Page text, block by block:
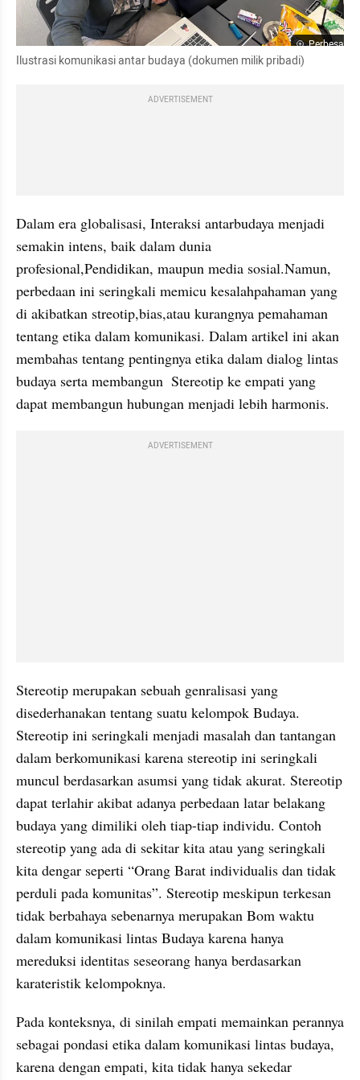
Perbesar
Ilustrasi komunikasi antar budaya (dokumen milik pribadi)
ADVERTISEMENT
Dalam era globalisasi, Interaksi antarbudaya menjadi
semakin intens, baik dalam dunia
profesional,Pendidikan, maupun media sosial.Namun,
perbedaan ini seringkali memicu kesalahpahaman yang
di akibatkan streotip,bias,atau kurangnya pemahaman
tentang etika dalam komunikasi. Dalam artikel ini akan
membahas tentang pentingnya etika dalam dialog lintas
budaya serta membangun  Stereotip ke empati yang
dapat membangun hubungan menjadi lebih harmonis.
ADVERTISEMENT
Stereotip merupakan sebuah genralisasi yang
disederhanakan tentang suatu kelompok Budaya.
Stereotip ini seringkali menjadi masalah dan tantangan
dalam berkomunikasi karena stereotip ini seringkali
muncul berdasarkan asumsi yang tidak akurat. Stereotip
dapat terlahir akibat adanya perbedaan latar belakang
budaya yang dimiliki oleh tiap-tiap individu. Contoh
stereotip yang ada di sekitar kita atau yang seringkali
kita dengar seperti “Orang Barat individualis dan tidak
perduli pada komunitas”. Stereotip meskipun terkesan
tidak berbahaya sebenarnya merupakan Bom waktu
dalam komunikasi lintas Budaya karena hanya
mereduksi identitas seseorang hanya berdasarkan
karateristik kelompoknya.
Pada konteksnya, di sinilah empati memainkan perannya
sebagai pondasi etika dalam komunikasi lintas budaya,
karena dengan empati, kita tidak hanya sekedar